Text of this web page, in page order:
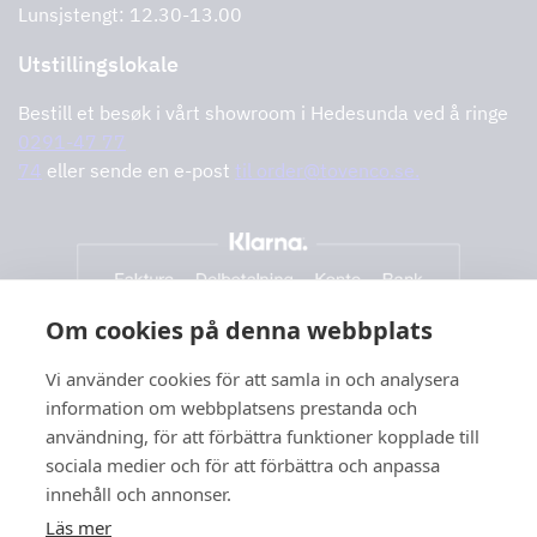
Om cookies på denna webbplats
Vi använder cookies för att samla in och analysera
information om webbplatsens prestanda och
användning, för att förbättra funktioner kopplade till
sociala medier och för att förbättra och anpassa
innehåll och annonser.
Läs mer
Lunsjstengt: 12.30-13.00
Utstillingslokale
Bestill et besøk i vårt showroom i Hedesunda ved å ringe
0291-47 77
74 eller sende en e-post til order@tovenco.se.